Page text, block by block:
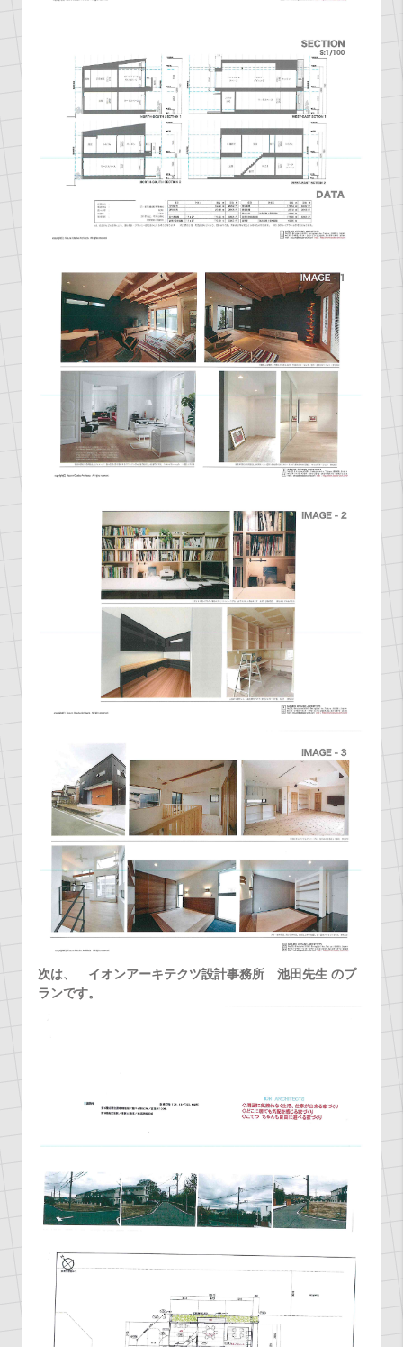
次は、 イオンアーキテクツ設計事務所 池田先生 のプ
ランです。